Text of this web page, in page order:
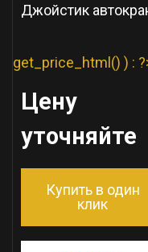
Джойстик
get_price_html() ) :
Цену
уточняйте
Купить в один
клик